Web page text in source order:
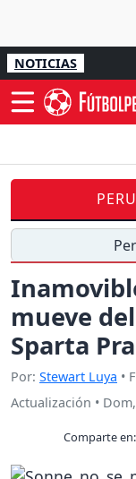
NOTICIAS
mueve
Sparta
Por: Stewart Luya •
Actualización •
Comparte en: